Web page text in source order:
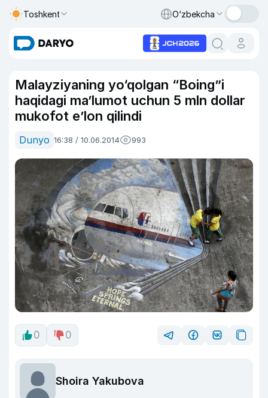
Toshkent O‘zbekcha
Malayziyaning yo‘qolgan “Boing”i
haqidagi ma’lumot uchun 5 mln dollar
mukofot e’lon qilindi
Dunyo 16:38 / 10.06.2014 993
0 0
Shoira Yakubova